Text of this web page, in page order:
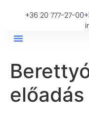
+36 20 777-27-00
előadás